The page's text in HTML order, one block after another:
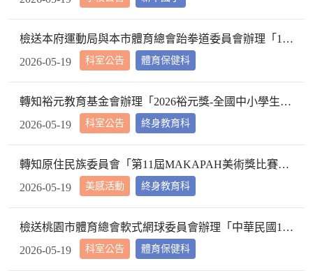
科室公告
檢送本府運動局與本市體育總會跆拳道委員會辦理「115年臺中市市長盃跆拳道錦標賽」競賽成績總表共3份，請查照。
體育保健科
2026-05-19
科室公告
轉知裕元教育基金會辦理「2026裕元獎-全國中小學生文字創作徵文比賽」資訊，請查照。
終身教育科
2026-05-19
美感活動
轉知原住民族委員會「第11屆MAKAPAH美術獎比賽（攝影及繪畫）」活動訊息，請查照。
終身教育科
2026-05-19
科室公告
檢送桃園市體育總會軟式網球委員會辦理「中華民國115年桃園市石門水庫盃全國軟式網球錦標賽」競賽規程1份，請查照。
體育保健科
2026-05-19